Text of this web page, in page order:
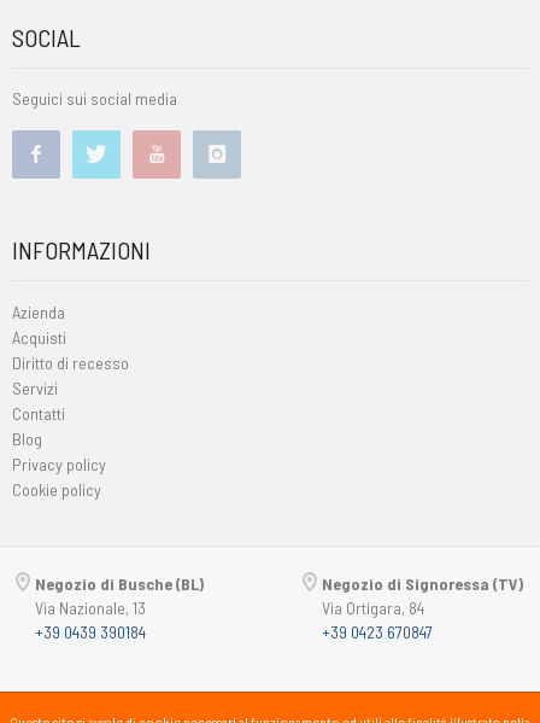
SOCIAL
Seguici sui social media
INFORMAZIONI
Azienda
Acquisti
Diritto di recesso
Servizi
Contatti
Blog
Privacy policy
Cookie policy
Negozio di Busche (BL)
Via Nazionale, 13
+39 0439 390184
Negozio di Signoressa (TV)
Via Ortigara, 84
+39 0423 670847